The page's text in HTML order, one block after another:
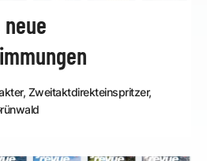
Zweitaktdirekteinspritzer,